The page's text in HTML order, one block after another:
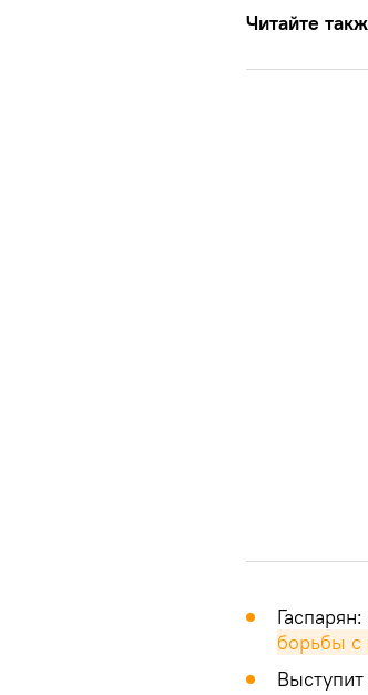
Читайте
борьбы